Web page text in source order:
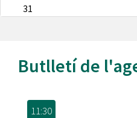
31
Butlletí de
11:30